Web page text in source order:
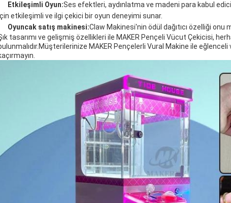
Etkileşimli Oyun:Ses efektleri, aydınlatma ve madeni para kabul
etkileşimli ve ilgi çekici bir oyun deneyimi sunar.
Oyuncak satış makinesi:Claw Makinesi'nin ödül dağıtıcı özelliği
tasarımı ve gelişmiş özellikleri ile MAKER Pençeli Vücut Çekicisi,
MAKER Pençelerli Vural Makine ile